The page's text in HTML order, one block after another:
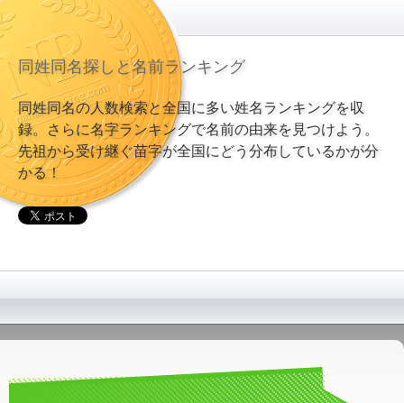
同姓同名探しと名前ランキング
同姓同名の人数検索と全国に多い姓名ランキングを収
録。さらに名字ランキングで名前の由来を見つけよう。
先祖から受け継ぐ苗字が全国にどう分布しているかが分
かる！